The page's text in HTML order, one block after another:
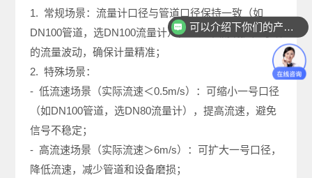
1. 常规场景：流量计口径与管道口径保持一致（如
DN100管道，选DN100流量计），避免节流或扩径导致
的流量波动，确保计量精准；
2. 特殊场景：
- 低流速场景（实际流速＜0.5m/s）：可缩小一号口径
（如DN100管道，选DN80流量计），提高流速，避免
信号不稳定；
- 高流速场景（实际流速＞6m/s）：可扩大一号口径，
降低流速，减少管道和设备磨损；
你们是怎么收费的呢